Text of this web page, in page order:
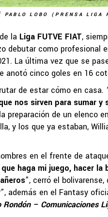
PABLO LOBO (PRENSA LIGA
la Liga FUTVE FIAT,
debutar como profesional
La última vez que se
anotó cinco goles en 16
de estar cómo en casa.
nos sirven para sumar
preparación de un elenco
y los que ya estaban,
en el frente de
haga mi juego, hacer
”, cerró el
además en el Fantasy
– Comunicaciones